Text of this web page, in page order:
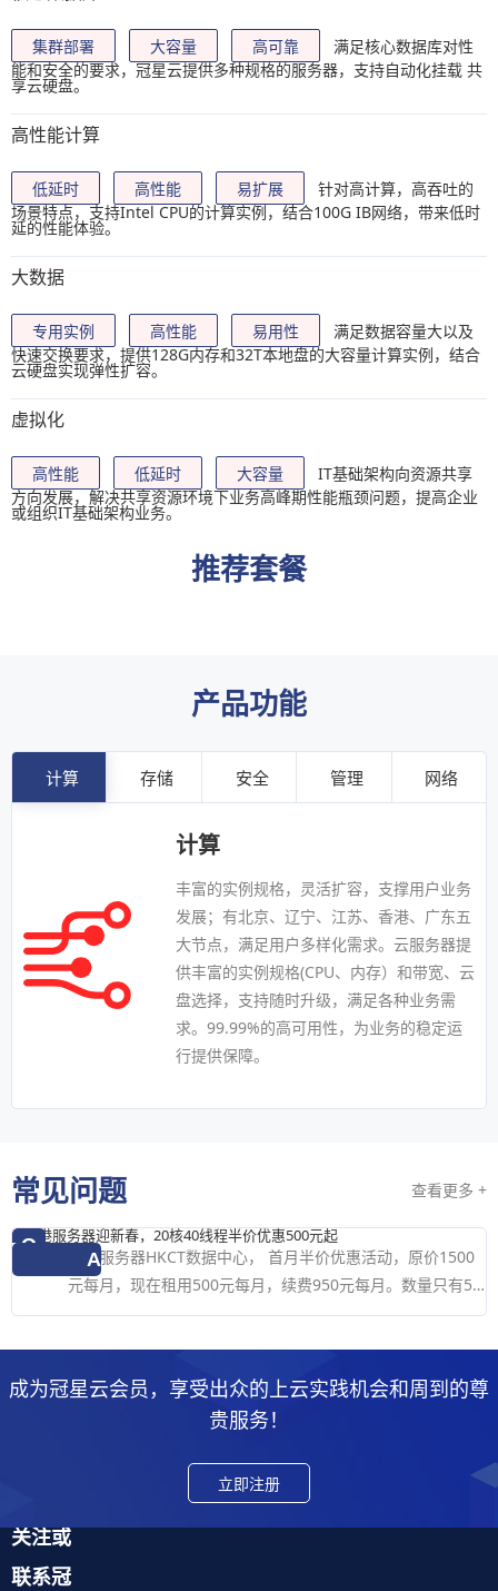
集群部署 大容量 高可靠
满足核心数据库对性
能和安全的要求，冠星云提供多种规格的服务器，支持自动化挂载 共
享云硬盘。
高性能计算
低延时 高性能 易扩展
针对高计算，高吞吐的
场景特点，支持Intel CPU的计算实例，结合100G IB网络，带来低时
延的性能体验。
大数据
专用实例 高性能 易用性
满足数据容量大以及
快速交换要求，提供128G内存和32T本地盘的大容量计算实例，结合
云硬盘实现弹性扩容。
虚拟化
高性能 低延时 大容量
IT基础架构向资源共享
方向发展，解决共享资源环境下业务高峰期性能瓶颈问题，提高企业
或组织IT基础架构业务。
推荐套餐
产品功能
计算 存储 安全 管理 网络
计算
丰富的实例规格，灵活扩容，支撑用户业务
发展；有北京、辽宁、江苏、香港、广东五
大节点，满足用户多样化需求。云服务器提
供丰富的实例规格(CPU、内存）和带宽、云
盘选择，支持随时升级，满足各种业务需
求。99.99%的高可用性，为业务的稳定运
行提供保障。
常见问题 查看更多 +
Q
香港服务器迎新春，20核40线程半价优惠500元起
A
香港服务器HKCT数据中心， 首月半价优惠活动，原价1500
元每月，现在租用500元每月，续费950元每月。数量只有50
台，售完即止。编号：HKCTXG6138ACPU：Xeon Gold
成为冠星云会员，享受出众的上云实践机会和周到的尊
贵服务！
立即注册
关注或
联系冠